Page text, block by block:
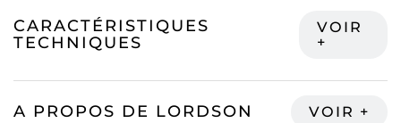
CARACTÉRISTIQUES
TECHNIQUES
A PROPOS DE LORDSON